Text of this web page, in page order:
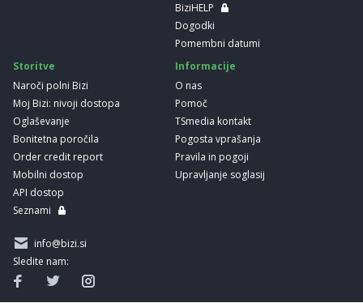
BiziHELP
Dogodki
Pomembni datumi
Storitve
Naroči polni Bizi
Moj Bizi: nivoji dostopa
Oglaševanje
Bonitetna poročila
Order credit report
Mobilni dostop
API dostop
Seznami
Informacije
O nas
Pomoč
TSmedia kontakt
Pogosta vprašanja
Pravila in pogoji
Upravljanje soglasij
info@bizi.si
Sledite nam: